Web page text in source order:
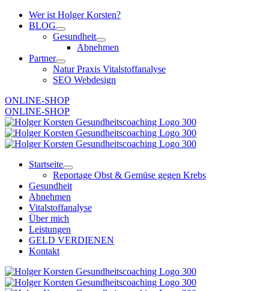
Zum
Inhalt
Wer ist Holger Korsten?
BLOG
Gesundheit
Abnehmen
Partner
Natur Praxis Vitalstoffanalyse
SEO Webdesign
ONLINE-SHOP
ONLINE-SHOP
Startseite
Reportage Obst & Gemüse gegen Krebs
Gesundheit
Abnehmen
Vitalstoffanalyse
Über mich
Leistungen
GELD VERDIENEN
Kontakt